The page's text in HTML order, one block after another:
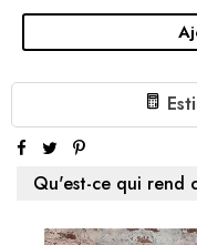
1 X TABLE DE SALLE À
GALAXIE 200CM GRIS
Qu'est-ce qui rend